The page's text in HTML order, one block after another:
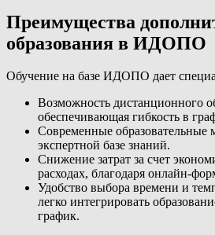
Преимущества
образования в ИДОПО
Обучение на базе ИДОПО дает
Возможность дистанционного
обеспечивающая гибкость в
Современные образовательные
экспертной базе знаний.
Снижение затрат за счет
расходах, благодаря онлайн-
Удобство выбора времени и
легко интегрировать
график.